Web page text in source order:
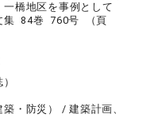
橋地区を事例として
集 84巻 760号 （頁
・防災） / 建築計画、